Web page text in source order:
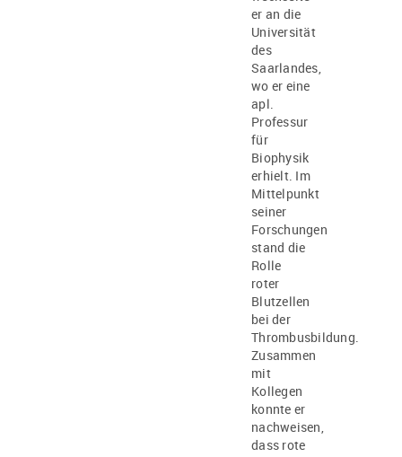
er an die
Universität
des
Saarlandes,
wo er eine
apl.
Professur
für
Biophysik
erhielt. Im
Mittelpunkt
seiner
Forschungen
stand die
Rolle
roter
Blutzellen
bei der
Thrombusbildung.
Zusammen
mit
Kollegen
konnte er
nachweisen,
dass rote